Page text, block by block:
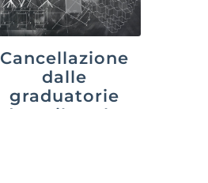
Cancellazione
dalle
graduatorie
dopo il ruolo: